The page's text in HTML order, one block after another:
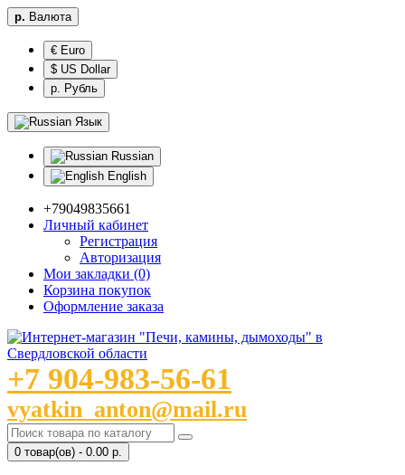
р. Валюта
€ Euro
$ US Dollar
р. Рубль
Язык
Russian
English
+79049835661
Личный кабинет
Регистрация
Авторизация
Мои закладки (0)
Корзина покупок
Оформление заказа
+7 904-983-56-61
vyatkin_anton@mail.ru
0 товар(ов) - 0.00 р.